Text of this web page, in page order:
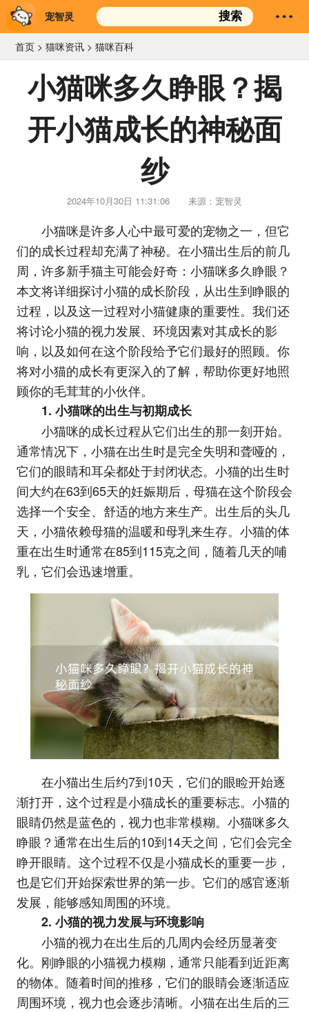
宠智灵 搜索
首页 >猫咪资讯 >猫咪百科
小猫咪多久睁眼？揭
开小猫成长的神秘面
纱
2024年10月30日 11:31:06 来源：宠智灵
小猫咪是许多人心中最可爱的宠物之一，但它
们的成长过程却充满了神秘。在小猫出生后的前几
周，许多新手猫主可能会好奇：小猫咪多久睁眼？
本文将详细探讨小猫的成长阶段，从出生到睁眼的
过程，以及这一过程对小猫健康的重要性。我们还
将讨论小猫的视力发展、环境因素对其成长的影
响，以及如何在这个阶段给予它们最好的照顾。你
将对小猫的成长有更深入的了解，帮助你更好地照
顾你的毛茸茸的小伙伴。
1. 小猫咪的出生与初期成长
小猫咪的成长过程从它们出生的那一刻开始。
通常情况下，小猫在出生时是完全失明和聋哑的，
它们的眼睛和耳朵都处于封闭状态。小猫的出生时
间大约在63到65天的妊娠期后，母猫在这个阶段会
选择一个安全、舒适的地方来生产。出生后的头几
天，小猫依赖母猫的温暖和母乳来生存。小猫的体
重在出生时通常在85到115克之间，随着几天的哺
乳，它们会迅速增重。
在小猫出生后约7到10天，它们的眼睑开始逐
渐打开，这个过程是小猫成长的重要标志。小猫的
眼睛仍然是蓝色的，视力也非常模糊。小猫咪多久
睁眼？通常在出生后的10到14天之间，它们会完全
睁开眼睛。这个过程不仅是小猫成长的重要一步，
也是它们开始探索世界的第一步。它们的感官逐渐
发展，能够感知周围的环境。
2. 小猫的视力发展与环境影响
小猫的视力在出生后的几周内会经历显著变
化。刚睁眼的小猫视力模糊，通常只能看到近距离
的物体。随着时间的推移，它们的眼睛会逐渐适应
周围环境，视力也会逐步清晰。小猫在出生后的三